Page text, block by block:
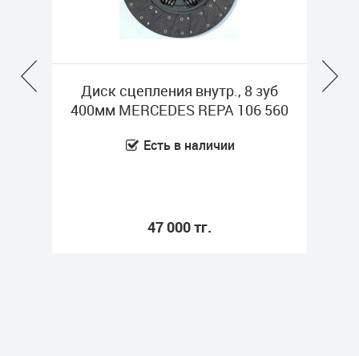
Диск сцепления внутр., 8 зуб
400мм MERCEDES REPA 106 560
Есть в наличии
47 000 тг.